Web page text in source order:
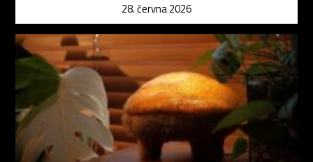
28. června 2026